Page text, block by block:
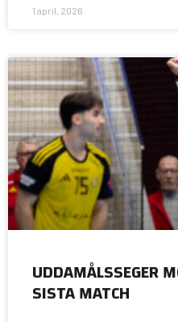
1 april, 2026
UDDAMÅLSSEGER
SISTA MATCH